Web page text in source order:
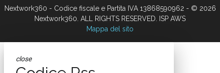
Nextwork360 - Codice fiscale e Partita IVA 13868590962 - © 2026
Nextwork360. ALL RIGHTS RESERVED. ISP AWS
Mappa del sito
close